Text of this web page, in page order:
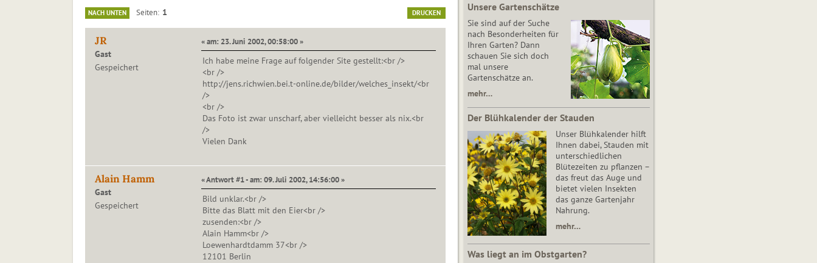
DRUCKEN
NACH UNTEN Seiten 1
JR
Gast
Gespeichert
« am: 23. Juni 2002, 00:58:00 »
Ich habe meine Frage auf folgender Site gestellt:<br />
<br />
http://jens.richwien.bei.t-online.de/bilder/welches_insekt/<br
/>
<br />
Das Foto ist zwar unscharf, aber vielleicht besser als nix.<br
/>
Vielen Dank
Alain Hamm
Gast
Gespeichert
« Antwort #1 - am: 09. Juli 2002, 14:56:00 »
Bild unklar.<br />
Bitte das Blatt mit den Eier<br />
zusenden:<br />
Alain Hamm<br />
Loewenhardtdamm 37<br />
12101 Berlin
Unsere Gartenschätze
Sie sind auf der Suche
nach Besonderheiten für
Ihren Garten? Dann
schauen Sie sich doch
mal unsere
Gartenschätze an.
mehr…
Der Blühkalender der Stauden
Unser Blühkalender hilft
Ihnen dabei, Stauden mit
unterschiedlichen
Blütezeiten zu pflanzen –
das freut das Auge und
bietet vielen Insekten
das ganze Gartenjahr
Nahrung.
mehr…
Was liegt an im Obstgarten?